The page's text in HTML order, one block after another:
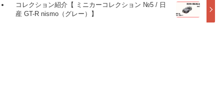
コレクション紹介【 ミニカーコレクション №5 / 日
産 GT-R nismo（グレー）】